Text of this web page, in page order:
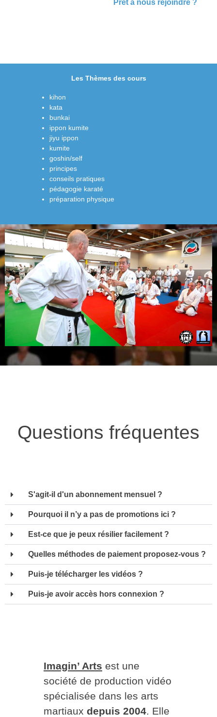
Prêt à nous rejoindre ?
Les Thèmes des cours
kihon
kata
bunkai
ippon kumite
jiyu ippon
kumite
goshin/self
principes
conseils pratiques
pédagogie karaté
préparation physique
Questions fréquentes
S'agit-il d'un abonnement mensuel ?
Pourquoi il n’y a pas de promotions ici ?
Est-ce que je peux résilier facilement ?
Quelles méthodes de paiement proposez-vous ?
Puis-je télécharger les vidéos ?
Puis-je avoir accès hors connexion ?
Imagin’ Arts est une
société de production vidéo
spécialisée dans les arts
martiaux depuis 2004. Elle